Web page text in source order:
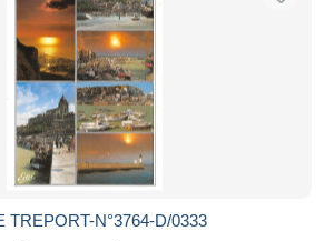
TREPORT-N°3764-D/0333